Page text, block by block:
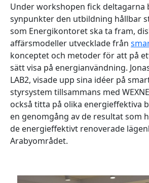
Under workshopen fick deltagarna
synpunkter den utbildning hållbar
som Energikontoret ska ta fram,
affärsmodeller utvecklade från
konceptet och metoder för att på
sätt visa på energianvändning.
LAB2, visade upp sina idéer på
styrsystem tillsammans med
också titta på olika energieffektiva
en genomgång av de resultat som
de energieffektivt renoverade
Arabyområdet.